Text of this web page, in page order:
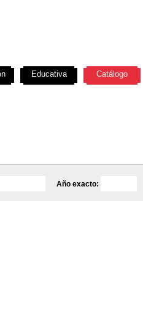
Año exacto:
Educativa Catálogo